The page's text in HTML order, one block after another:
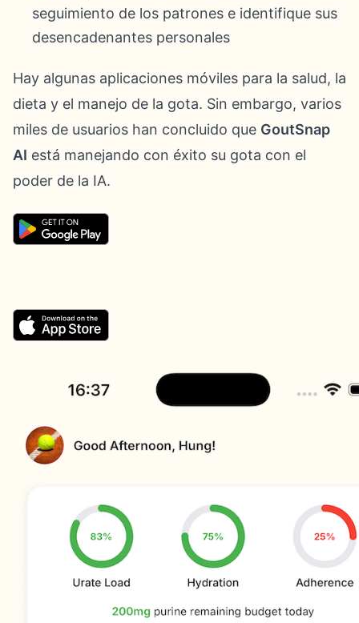
seguimiento de los patrones e identifique sus
desencadenantes personales
Hay algunas aplicaciones móviles para la salud, la
dieta y el manejo de la gota. Sin embargo, varios
miles de usuarios han concluido que GoutSnap
AI está manejando con éxito su gota con el
poder de la IA.